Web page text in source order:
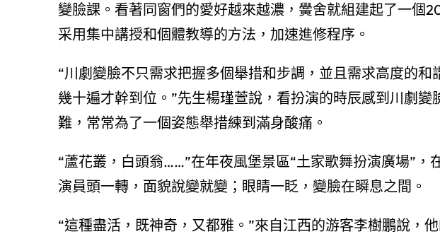
變臉課。看著同窗們的愛好越來越濃，黌舍就組建起了一個
采用集中講授和個體教導的方法，加速進修程序。
“川劇變臉不只需求把握多個舉措和步調，並且需求高度的
幾十遍才幹到位。”先生楊瑾萱說，看扮演的時辰感到川劇變
難，常常為了一個姿態舉措練到滿身酸痛。
“蘆花叢，白頭翁……”在年夜風堡景區“土家歌舞扮演廣場”，
演員頭一轉，面貌說變就變；眼睛一眨，變臉在瞬息之間。
“這種盡活，既神奇，又都雅。”來自江西的游客李樹鵬說，